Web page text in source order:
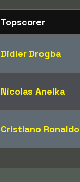
Topscorer
Didier Drogba
Nicolas Anelka
Cristiano Ronaldo